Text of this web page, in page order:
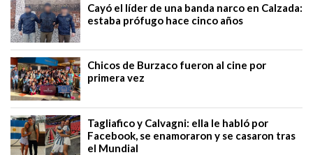
Cayó el líder de una banda narco en Calzada:
estaba prófugo hace cinco años
Chicos de Burzaco fueron al cine por
primera vez
Tagliafico y Calvagni: ella le habló por
Facebook, se enamoraron y se casaron tras
el Mundial